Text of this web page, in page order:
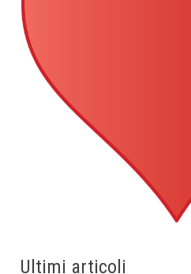
Ultimi articoli